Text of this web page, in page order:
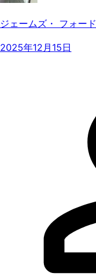
ジェームズ・ フォード
2025年12月15日